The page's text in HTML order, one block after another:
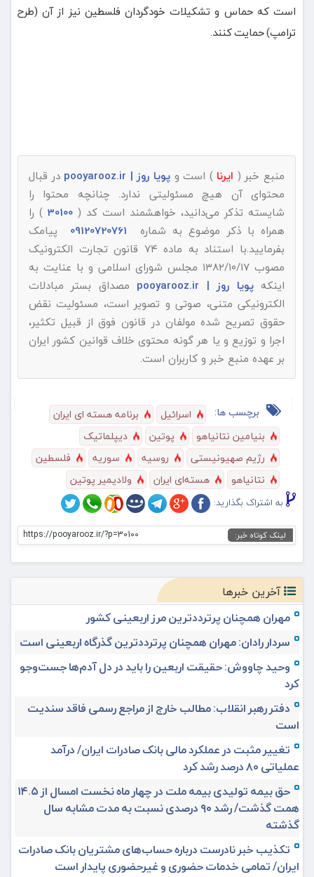
است که حماس و تشکیلات خودگردان فلسطین نیز از آن (طرح
ترامپ) حمایت کنند.
منبع خبر ( ایرنا ) است وپویا روز | pooyarooz.ir
در قبال
محتوای آن هیچ مسئولیتی ندارد. چنانچه محتوا را
شایسته تذکر می‌دانید، خواهشمند است کد (
) را
همراه با ذکر موضوع به شماره
پیامک
بفرمایید.با استناد به ماده ۷۴ قانون تجارت الکترونیک
مصوب ۱۳۸۲/۱۰/۱۷ مجلس شورای اسلامی و با عنایت به
اینکهپویا روز | pooyarooz.ir
مصداق بستر مبادلات
الکترونیکی متنی، صوتی و تصویر است، مسئولیت نقض
حقوق تصریح شده مولفان در قانون فوق از قبیل تکثیر،
اجرا و توزیع و یا هر گونه محتوی خلاف قوانین کشور ایران
بر عهده منبع خبر و کاربران است.
برچسب ها: اسرائیل
برنامه هسته ای ایران
بنیامین نتانیاهو
پوتین
دیپلماتیک
رژیم صهیونیستی
روسیه سوریه
فلسطین
نتانیاهو
هسته‌ای ایران ولادیمیر پوتین
به اشتراک بگذارید:
لینک کوتاه خبر: https://pooyarooz.ir/?p=30100
آخرین خبرها
مهران همچنان پرترددترین مرز اربعینی کشور
سردار رادان: مهران همچنان پرترددترین گذرگاه اربعینی است
وحید چاووش: حقیقت اربعین را باید در دل آدم‌ها جست‌وجو
کرد
دفتر رهبر انقلاب: مطالب خارج از مراجع رسمی فاقد سندیت
است
تغییر مثبت در عملکرد مالی بانک صادرات ایران/ درآمد
عملیاتی ۸۰ درصد رشد کرد
حق بیمه تولیدی بیمه ملت در چهار ماه نخست امسال از ۱۴.۵
همت گذشت/ رشد ۹۰ درصدی نسبت به مدت مشابه سال
گذشته
تکذیب خبر نادرست درباره حساب‌های مشتریان بانک صادرات
ایران/ تمامی خدمات حضوری و غیرحضوری پایدار است